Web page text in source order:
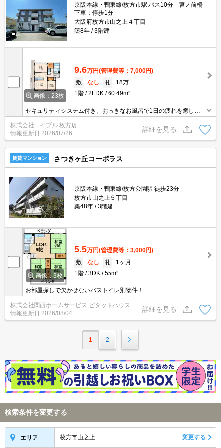
京阪本線・鴨東線/枚方市駅 バス10分 宮ノ前橋
下車：停歩1分
大阪府枚方市山之上４丁目
築8年
3階建
画像：23枚
9.6万円(管理費等：7,000円)
敷
なし 礼
18万
1階
2LDK 60.49m²
セキュリティシステム付き。おっきなお風呂で1日の疲れを癒して
ください。保証会社加入要(初回35,000円、月額総支払額の1％+800
円/月)。セキュリティシステム付き。浴室乾燥もついてますよ。
株式会社エイブル 枚方店
情報更新日 2026/07/26
詳細を見る
賃貸マンション さつきヶ丘コーポラス
京阪本線・鴨東線/枚方公園駅 徒歩23分
枚方市山之上５丁目
築48年
3階建
画像：3枚
5.5万円(管理費等：3,000円)
敷
なし 礼
1ヶ月
1階
3DK 55m²
お部屋探しで欠かせないバストイレ別物件！
株式会社関西ホームサービス ピタットハウス
情報更新日 2026/08/04
詳細を見る
1 2
検索条件を変更する
エリア 枚方市山之上 変更する